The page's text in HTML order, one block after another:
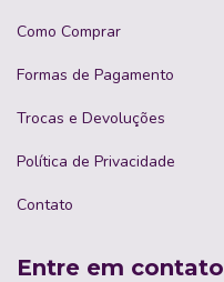
Como Comprar
Formas de Pagamento
Trocas e Devoluções
Política de Privacidade
Contato
Entre em contato